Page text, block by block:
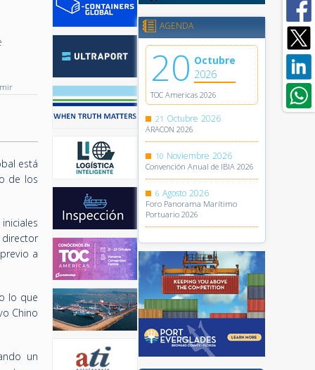
está
de los
director
a
lo que
Chino
un
AGENDA
20 Octubre
2026
TOC Americas 2026
21 Octubre 2026
ARACON 2026
10 Noviembre 2026
Convención Anual de IBIA 2026
6 Agosto 2026
Foro Panorama Marítimo
Portuario 2026